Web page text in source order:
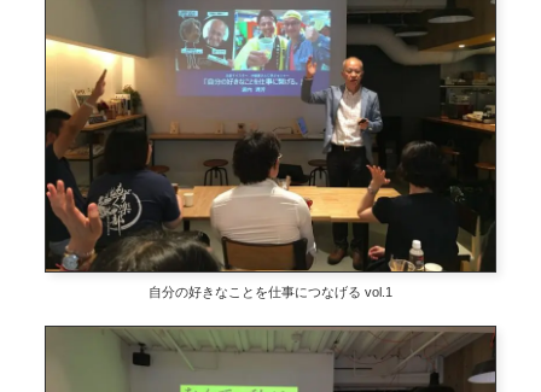
自分の好きなことを仕事につなげる vol.1